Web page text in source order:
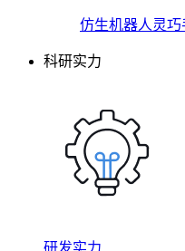
仿生机器人灵巧
科研实力